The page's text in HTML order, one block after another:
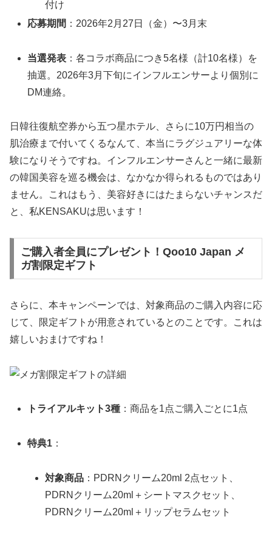
付け
応募期間 ：2026年2月27日（金）〜3月末
当選発表 ：各コラボ商品につき5名様（計10名様）を
抽選。2026年3月下旬にインフルエンサーより個別に
DM連絡。
日韓往復航空券から五つ星ホテル、さらに10万円相当の
肌治療まで付いてくるなんて、本当にラグジュアリーな体
験になりそうですね。インフルエンサーさんと一緒に最新
の韓国美容を巡る機会は、なかなか得られるものではあり
ません。これはもう、美容好きにはたまらないチャンスだ
と、私KENSAKUは思います！
ご購入者全員にプレゼント！Qoo10 Japan メ
ガ割限定ギフト
さらに、本キャンペーンでは、対象商品のご購入内容に応
じて、限定ギフトが用意されているとのことです。これは
嬉しいおまけですね！
トライアルキット3種 ：商品を1点ご購入ごとに1点
特典1 ：
対象商品 ：PDRNクリーム20ml 2点セット、
PDRNクリーム20ml＋シートマスクセット、
PDRNクリーム20ml＋リップセラムセット